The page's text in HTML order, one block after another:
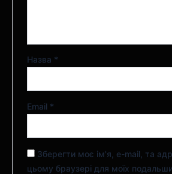
Назва *
Email *
Зберегти моє ім'я, e-mail, та
цьому браузері для моїх